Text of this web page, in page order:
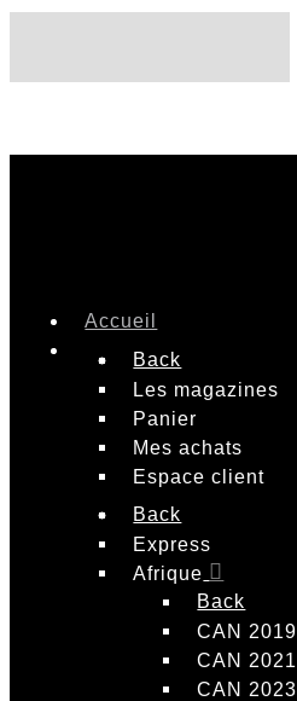
Accueil
Back
Les magazines
Panier
Mes achats
Espace client
Back
Express
Afrique
Back
CAN 2019
CAN 2021
CAN 2023